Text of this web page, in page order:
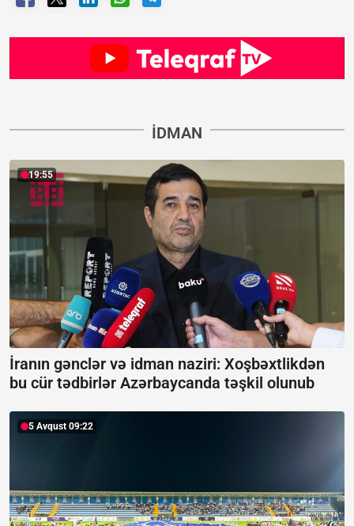
İDMAN
19:55
İranın gənclər və idman naziri: Xoşbəxtlikdən
bu cür tədbirlər Azərbaycanda təşkil olunub
5 Avqust 09:22